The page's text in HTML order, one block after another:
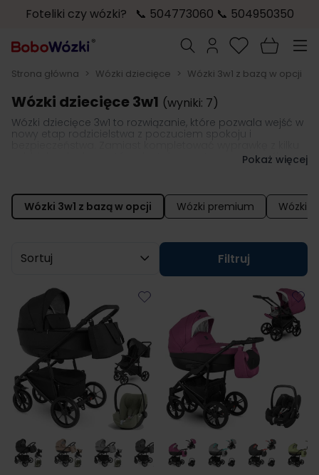
Foteliki czy wózki? 📞 504773060 📞 504950350
Szukaj
Strona główna > Wózki dziecięce > Wózki 3w1 z bazą w opcji
Wózki dziecięce 3w1 (wyniki: 7)
Wózki dziecięce 3w1 to rozwiązanie, które pozwala wejść w
nowy etap rodzicielstwa z poczuciem spokoju i
oddzielnych elementów, dostajesz gotowy, przemyślany
samochodowy,który zadba o bezpieczną pierwszą
podróż ze szpitala i wszystkie następne wyjazdy.
Pokaż więcej
Wózki 3w1 z bazą w opcji Wózki premium Wózki
Sortuj wg
Filtruj